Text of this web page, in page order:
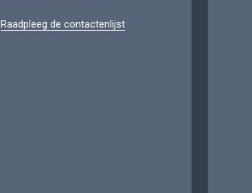
Raadpleeg de contactenlijst